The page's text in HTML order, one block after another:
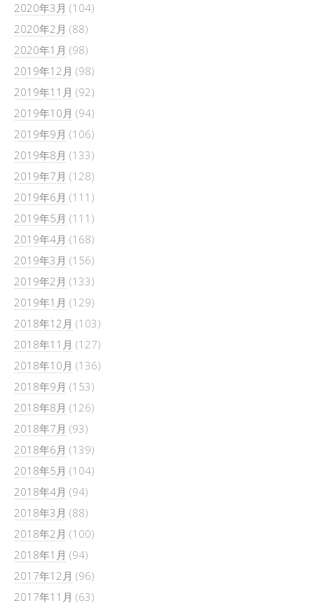
2020年3月 (104)
2020年2月 (88)
2020年1月 (98)
2019年12月 (98)
2019年11月 (92)
2019年10月 (94)
2019年9月 (106)
2019年8月 (133)
2019年7月 (128)
2019年6月 (111)
2019年5月 (111)
2019年4月 (168)
2019年3月 (156)
2019年2月 (133)
2019年1月 (129)
2018年12月 (103)
2018年11月 (127)
2018年10月 (136)
2018年9月 (153)
2018年8月 (126)
2018年7月 (93)
2018年6月 (139)
2018年5月 (104)
2018年4月 (94)
2018年3月 (88)
2018年2月 (100)
2018年1月 (94)
2017年12月 (96)
2017年11月 (63)